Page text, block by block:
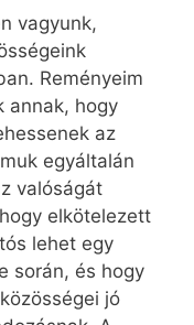
vagyunk,
Reményeim
annak, hogy
az
egyáltalán
valóságát
elkötelezett
lehet egy
során, és hogy
jó